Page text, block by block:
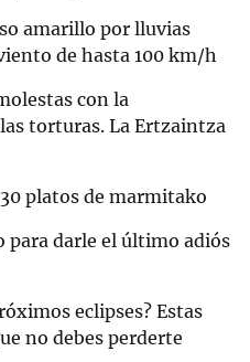
amarillo por lluvias
de hasta 100 km/h
con la
torturas. La Ertzaintza
30 platos de marmitako
para darle el último adiós
eclipses? Estas
no debes perderte